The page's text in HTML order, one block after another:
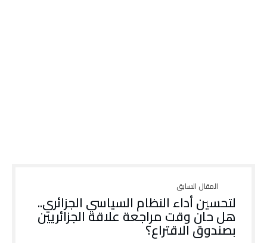
لتحسين أداء النظام السياسي الجزائري..
هل حان وقت مراجعة علاقة الجزائريين
بصندوق الاقتراع؟